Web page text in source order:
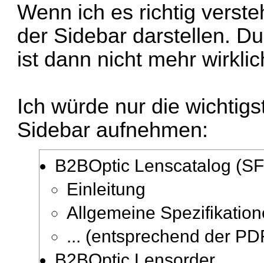
Wenn ich es richtig
der Sidebar darstellen.
ist dann nicht mehr
Ich würde nur die
Sidebar aufnehmen:
B2BOptic Lenscatalog
Einleitung
Allgemeine
... (entsprechend der